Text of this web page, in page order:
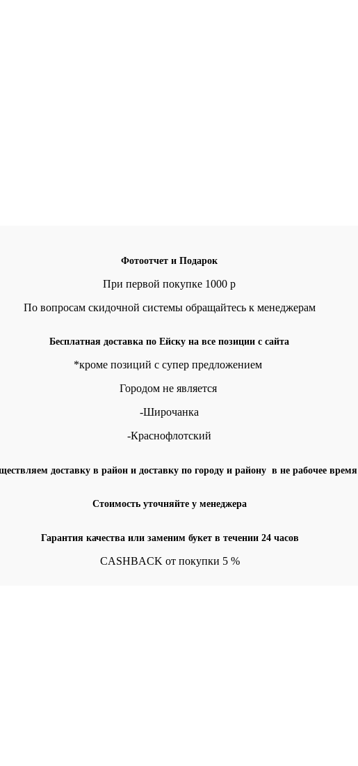
Фотоотчет и Подарок
При первой покупке 1000 р
По вопросам скидочной системы обращайтесь к менеджерам
Бесплатная доставка по Ейску на все позиции с сайта
*кроме позиций с супер предложением
Городом не является
-Широчанка
-Краснофлотский
доставку в район и доставку по городу и району в не рабочее время
Стоимость уточняйте у менеджера
Гарантия качества или заменим букет в течении 24 часов
CASHBACK от покупки 5 %